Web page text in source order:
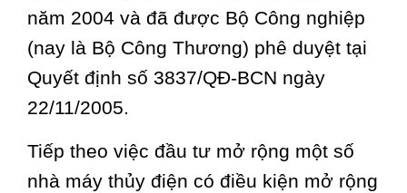
năm 2004 và đã được Bộ Công nghiệp
(nay là Bộ Công Thương) phê duyệt tại
Quyết định số 3837/QĐ-BCN ngày
22/11/2005.
Tiếp theo việc đầu tư mở rộng một số
nhà máy thủy điện có điều kiện mở rộng